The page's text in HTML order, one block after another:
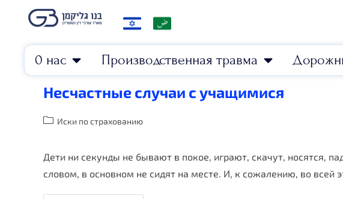
0 нас Производственная травма
Несчастные случаи с учащимися
Иски по страхованию
Дети ни секунды не бывают в покое, играют, скачут, носятся,
словом, в основном не сидят на месте. И, к сожалению, во всей